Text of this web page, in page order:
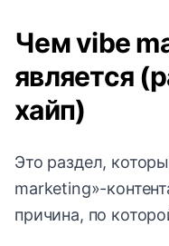
Чем vibe
является
хайп)
Это раздел,
marketing»-
причина, по